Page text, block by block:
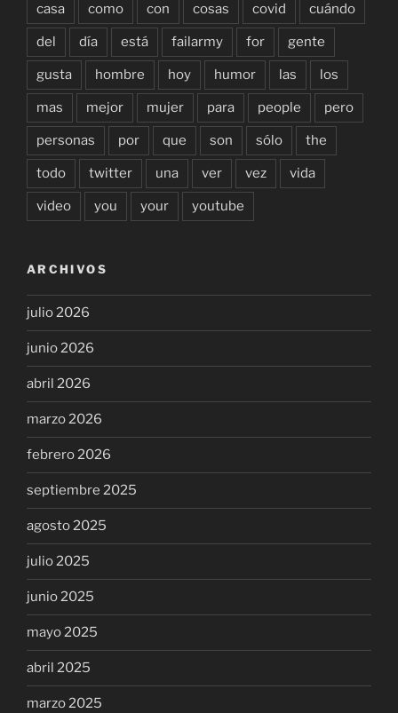
casa como con cosas covid cuándo
del día está failarmy for gente
gusta hombre hoy humor las los
mas mejor mujer para people pero
personas por que son sólo the
todo twitter una ver vez vida
video you your youtube
ARCHIVOS
julio 2026
junio 2026
abril 2026
marzo 2026
febrero 2026
septiembre 2025
agosto 2025
julio 2025
junio 2025
mayo 2025
abril 2025
marzo 2025